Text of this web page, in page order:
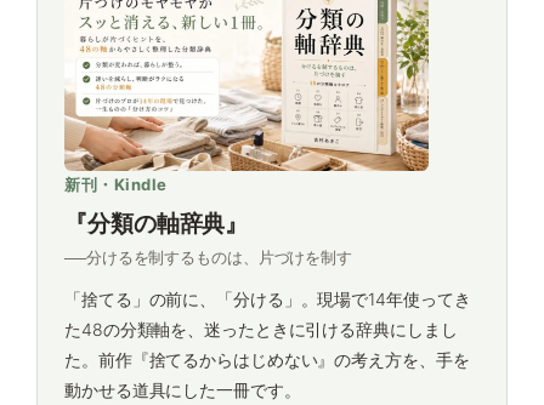
新刊・Kindle
『分類の軸辞典』
──分けるを制するものは、片づけを制す
「捨てる」の前に、「分ける」。現場で14年使ってき
た48の分類軸を、迷ったときに引ける辞典にしまし
た。前作『捨てるからはじめない』の考え方を、手を
動かせる道具にした一冊です。